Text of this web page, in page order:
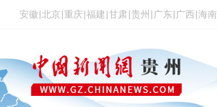
安徽 北京 重庆 福建 甘肃 贵州 广东 广西 海南